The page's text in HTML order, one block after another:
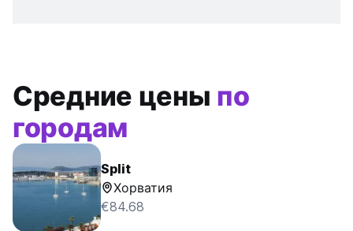
Средние цены по
городам
Split
Хорватия
€84.68